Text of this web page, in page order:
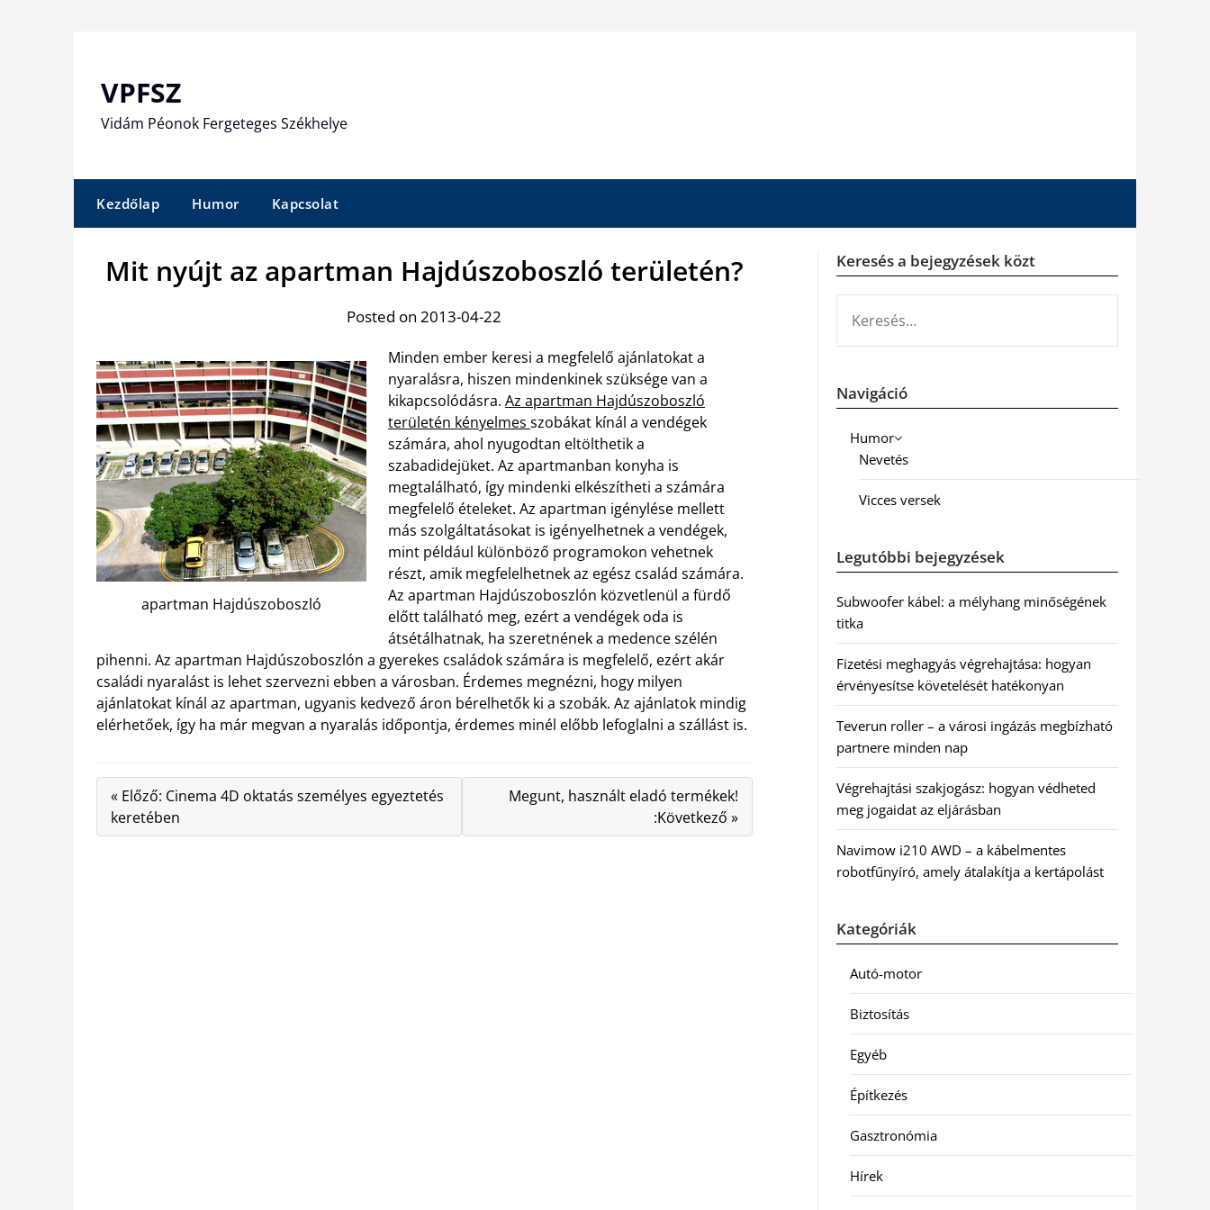
VPFSZ
Vidám Péonok Fergeteges Székhelye
Kezdőlap Humor Kapcsolat
Mit nyújt az apartman Hajdúszoboszló területén?
Posted on 2013-04-22
apartman Hajdúszoboszló
Minden ember keresi a megfelelő ajánlatokat a
nyaralásra, hiszen mindenkinek szüksége van a
kikapcsolódásra. Az apartman Hajdúszoboszló
területén kényelmes szobákat kínál a vendégek
számára, ahol nyugodtan eltölthetik a
szabadidejüket. Az apartmanban konyha is
megtalálható, így mindenki elkészítheti a számára
megfelelő ételeket. Az apartman igénylése mellett
más szolgáltatásokat is igényelhetnek a vendégek,
mint például különböző programokon vehetnek
részt, amik megfelelhetnek az egész család számára.
Az apartman Hajdúszoboszlón közvetlenül a fürdő
előtt található meg, ezért a vendégek oda is
átsétálhatnak, ha szeretnének a medence szélén
pihenni. Az apartman Hajdúszoboszlón a gyerekes családok számára is megfelelő, ezért akár
családi nyaralást is lehet szervezni ebben a városban. Érdemes megnézni, hogy milyen
ajánlatokat kínál az apartman, ugyanis kedvező áron bérelhetők ki a szobák. Az ajánlatok mindig
elérhetőek, így ha már megvan a nyaralás időpontja, érdemes minél előbb lefoglalni a szállást is.
« Előző: Cinema 4D oktatás személyes egyeztetés
keretében
Megunt, használt eladó termékek!
:Következő »
Keresés a bejegyzések közt
Navigáció
Humor
Nevetés
Vicces versek
Legutóbbi bejegyzések
Subwoofer kábel: a mélyhang minőségének
titka
Fizetési meghagyás végrehajtása: hogyan
érvényesítse követelését hatékonyan
Teverun roller – a városi ingázás megbízható
partnere minden nap
Végrehajtási szakjogász: hogyan védheted
meg jogaidat az eljárásban
Navimow i210 AWD – a kábelmentes
robotfűnyíró, amely átalakítja a kertápolást
Kategóriák
Autó-motor
Biztosítás
Egyéb
Építkezés
Gasztronómia
Hírek